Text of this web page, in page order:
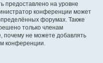
предоставлено на уровне
конференции может
форумах. Также
только членам
почему не можете добавлять
конференции.